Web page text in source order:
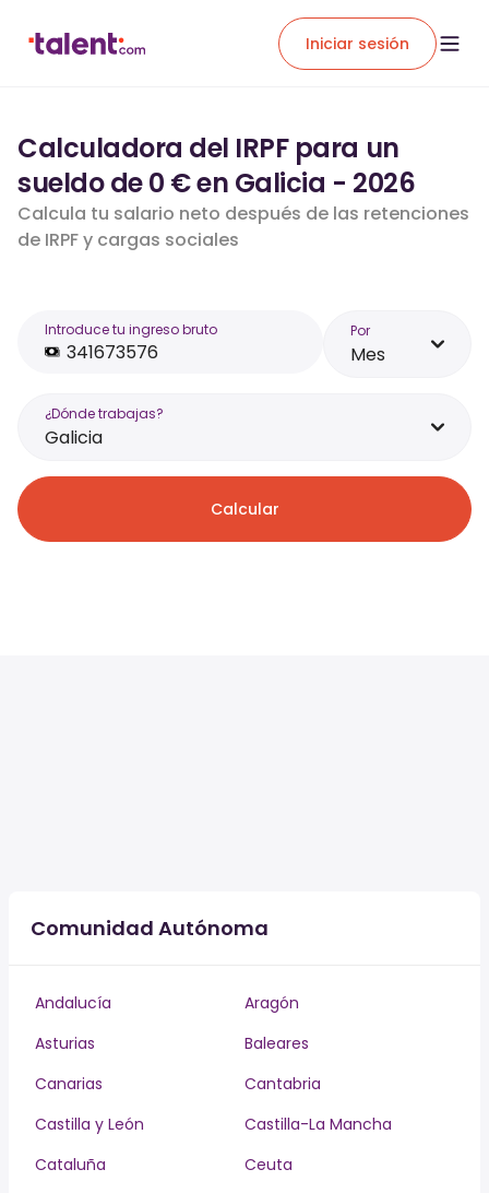
Iniciar sesión
Calculadora del IRPF para un
sueldo de 0 € en Galicia - 2026
Calcula tu salario neto después de las retenciones
de IRPF y cargas sociales
Introduce tu ingreso bruto Por
Mes
¿Dónde trabajas?
Galicia
Calcular
Comunidad Autónoma
Andalucía
Aragón
Asturias
Baleares
Canarias
Cantabria
Castilla y León
Castilla-La Mancha
Cataluña
Ceuta